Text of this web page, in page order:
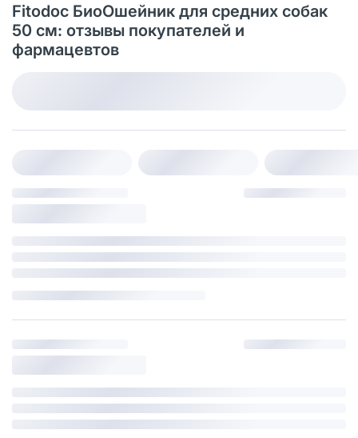
Fitodoс БиоОшейник для средних собак
50 см: отзывы покупателей и
фармацевтов